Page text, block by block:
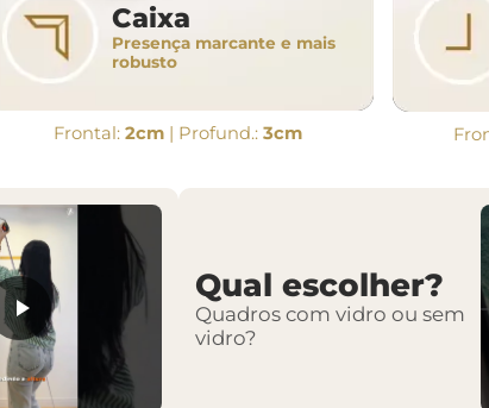
Caixa
Presença marcante e mais
robusto
Frontal:2cm | Profund.:3cm
Qual escolher?
Quadros com vidro ou sem
vidro?